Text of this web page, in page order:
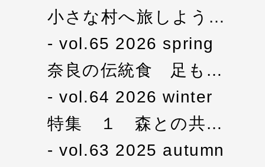
小さな村へ旅しよう…
vol.65 2026 spring
奈良の伝統食 足も…
vol.64 2026 winter
特集 １ 森との共…
vol.63 2025 autumn